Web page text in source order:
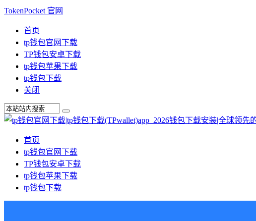
TokenPocket 官网
首页
tp钱包官网下载
TP钱包安卓下载
tp钱包苹果下载
tp钱包下载
关闭
首页
tp钱包官网下载
TP钱包安卓下载
tp钱包苹果下载
tp钱包下载